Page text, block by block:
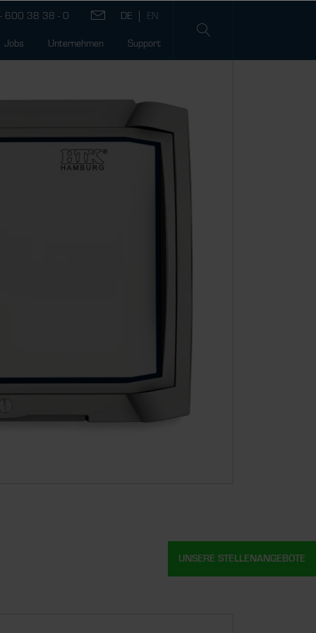
600 38 38 - 0
Jobs Unternehmen Support
UNSERE STELLENANGEBOTE